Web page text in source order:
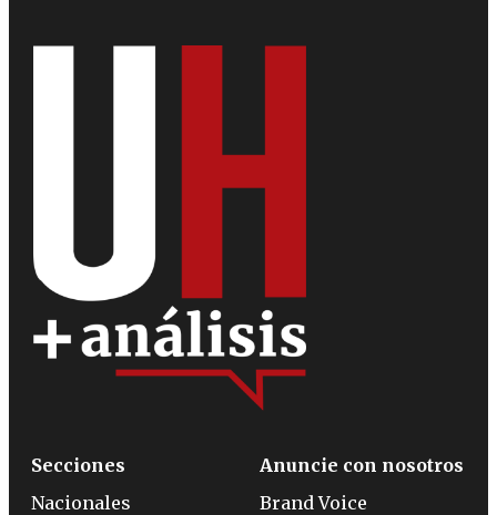
Secciones
Nacionales
Anuncie con nosotros
Brand Voice